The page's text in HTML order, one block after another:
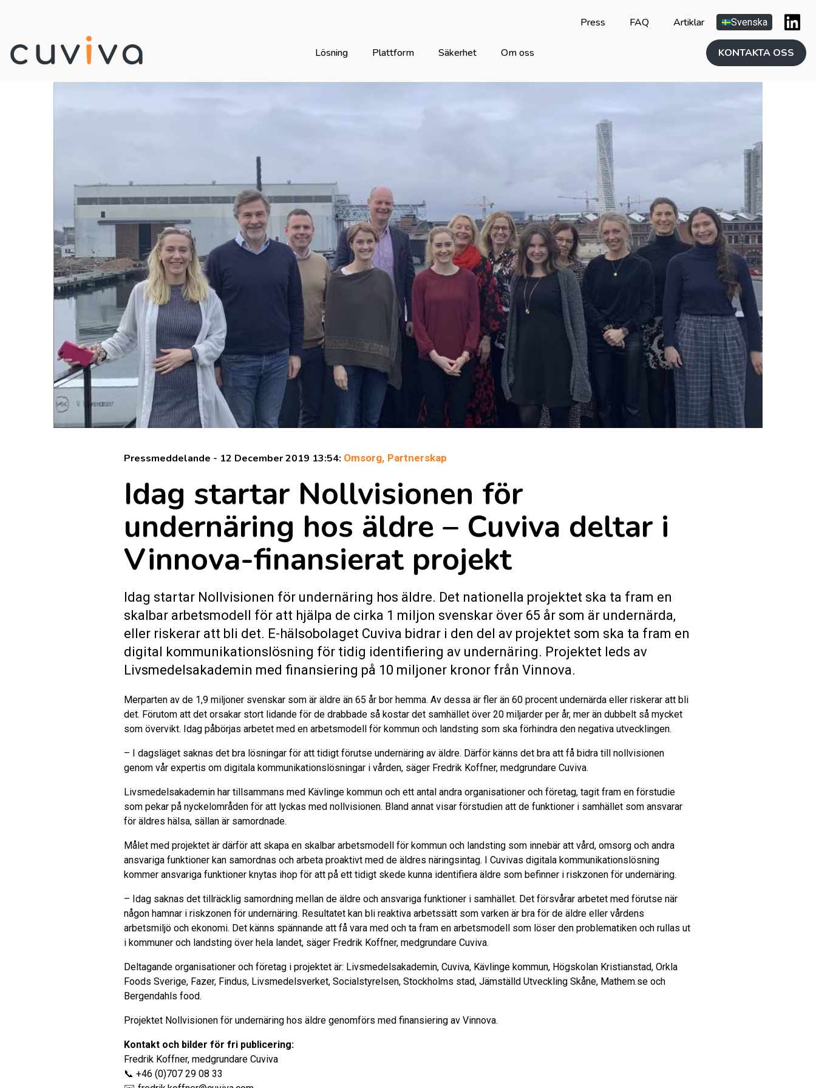
Press FAQ Artiklar Svenska
Lösning Plattform Säkerhet Om oss KONTAKTA OSS
Pressmeddelande - 12 December 2019 13:54: Omsorg, Partnerskap
Idag startar Nollvisionen för
undernäring hos äldre – Cuviva deltar i
Vinnova-finansierat projekt
Idag startar Nollvisionen för undernäring hos äldre. Det nationella projektet ska ta fram en
skalbar arbetsmodell för att hjälpa de cirka 1 miljon svenskar över 65 år som är undernärda,
eller riskerar att bli det. E-hälsobolaget Cuviva bidrar i den del av projektet som ska ta fram en
digital kommunikationslösning för tidig identifiering av undernäring. Projektet leds av
Livsmedelsakademin med finansiering på 10 miljoner kronor från Vinnova.
Merparten av de 1,9 miljoner svenskar som är äldre än 65 år bor hemma. Av dessa är fler än 60 procent undernärda eller riskerar att bli
det. Förutom att det orsakar stort lidande för de drabbade så kostar det samhället över 20 miljarder per år, mer än dubbelt så mycket
som övervikt. Idag påbörjas arbetet med en arbetsmodell för kommun och landsting som ska förhindra den negativa utvecklingen.
– I dagsläget saknas det bra lösningar för att tidigt förutse undernäring av äldre. Därför känns det bra att få bidra till nollvisionen
genom vår expertis om digitala kommunikationslösningar i vården, säger Fredrik Koffner, medgrundare Cuviva.
Livsmedelsakademin har tillsammans med Kävlinge kommun och ett antal andra organisationer och företag, tagit fram en förstudie
som pekar på nyckelområden för att lyckas med nollvisionen. Bland annat visar förstudien att de funktioner i samhället som ansvarar
för äldres hälsa, sällan är samordnade.
Målet med projektet är därför att skapa en skalbar arbetsmodell för kommun och landsting som innebär att vård, omsorg och andra
ansvariga funktioner kan samordnas och arbeta proaktivt med de äldres näringsintag. I Cuvivas digitala kommunikationslösning
kommer ansvariga funktioner knytas ihop för att på ett tidigt skede kunna identifiera äldre som befinner i riskzonen för undernäring.
– Idag saknas det tillräcklig samordning mellan de äldre och ansvariga funktioner i samhället. Det försvårar arbetet med förutse när
någon hamnar i riskzonen för undernäring. Resultatet kan bli reaktiva arbetssätt som varken är bra för de äldre eller vårdens
arbetsmiljö och ekonomi. Det känns spännande att få vara med och ta fram en arbetsmodell som löser den problematiken och rullas ut
i kommuner och landsting över hela landet, säger Fredrik Koffner, medgrundare Cuviva.
Deltagande organisationer och företag i projektet är: Livsmedelsakademin, Cuviva, Kävlinge kommun, Högskolan Kristianstad, Orkla
Foods Sverige, Fazer, Findus, Livsmedelsverket, Socialstyrelsen, Stockholms stad, Jämställd Utveckling Skåne, Mathem.se och
Bergendahls food.
Projektet Nollvisionen för undernäring hos äldre genomförs med finansiering av Vinnova.
Kontakt och bilder för fri publicering:
Fredrik Koffner, medgrundare Cuviva
📞 +46 (0)707 29 08 33